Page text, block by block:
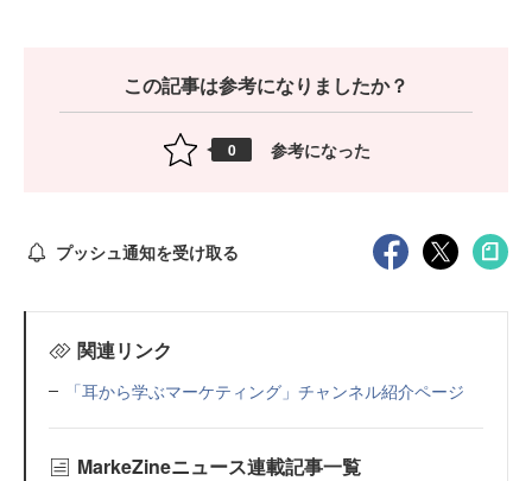
この記事は参考になりましたか？
0 参考になった
プッシュ通知を受け取る
関連リンク
「耳から学ぶマーケティング」チャンネル紹介ページ
MarkeZineニュース連載記事一覧